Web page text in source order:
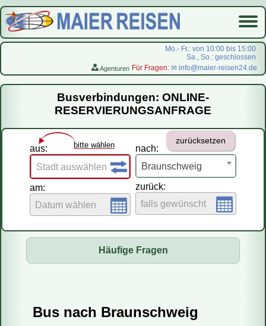
Mo.- Fr.: von 10:00 bis 15:00
Sa., So.: geschlossen
Agenturen Für Fragen: ✉ info@maier-reisen24.de
Startseite
Busverbindungen
Flugreisen
LastMinute-Pauschal
На русском
Busverbindungen: ONLINE-
RESERVIERUNGSANFRAGE
aus: bitte wählen
Stadt auswählen
am:
Datum wählen
nach:
Braunschweig
zurücksetzen
zurück:
falls gewünscht
Häufige Fragen
Fahren Reisebusse oder Mini-Busse?
Bus nach Braunschweig